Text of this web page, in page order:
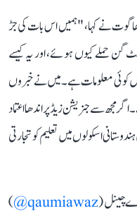
نے کہا، "ہمیں اس بات کی جڑ
گن حملے کیوں ہوئے، اور یہ کیسے
کوئی معلومات ہے۔ میں نے خبروں
مجھ سے جنریشن زیڈ پر اندھا اعتماد
اسکولوں میں تعلیم کو تجارتی
چینل (qaumiawaz@
)